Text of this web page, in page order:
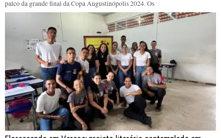
palco da grande final da Copa Augustinópolis 2024. Os